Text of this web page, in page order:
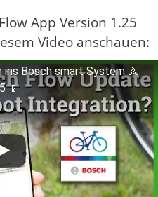
App Version 1.25
Video anschauen:
Bosch smart System 🚴
📱